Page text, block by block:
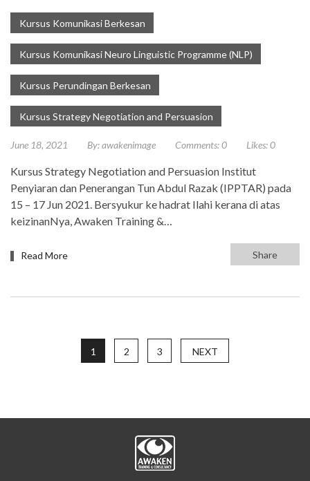
Kursus Komunikasi Berkesan
Kursus Komunikasi Neuro Linguistic Programme (NLP)
Kursus Perundingan Berkesan
Kursus Strategy Negotiation and Persuasion
June 18, 2021 By:awakenimage Comments:0 Likes:0
Kursus Strategy Negotiation and Persuasion Institut
Penyiaran dan Penerangan Tun Abdul Razak (IPPTAR) pada
15 – 17 Jun 2021. Bersyukur ke hadrat Ilahi kerana di atas
keizinanNya, Awaken Training &…
Read More Share
1 2 3 NEXT